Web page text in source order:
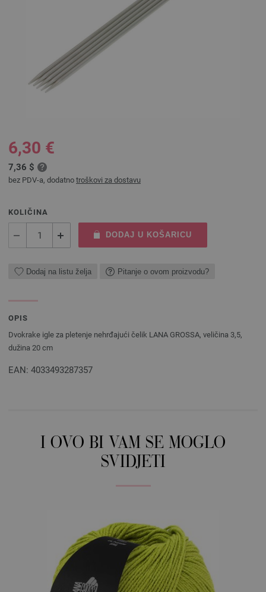
6,30 €
7,36 $
bez PDV-a, dodatno troškovi za dostavu
KOLIČINA
DODAJ U KOŠARICU
Dodaj na listu želja Pitanje o ovom proizvodu?
OPIS
Dvokrake igle za pletenje nehrđajući čelik LANA GROSSA, veličina 3,5,
dužina 20 cm
EAN: 4033493287357
I OVO BI VAM SE MOGLO
SVIDJETI